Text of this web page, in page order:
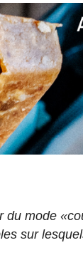
du mode
sur